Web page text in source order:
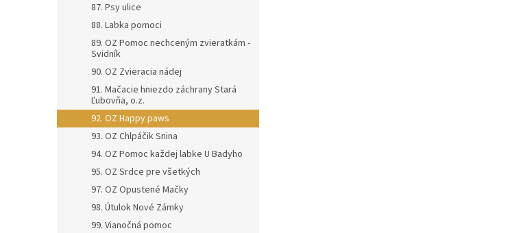
87. Psy ulice
88. Labka pomoci
89. OZ Pomoc nechceným zvieratkám -
Svidník
90. OZ Zvieracia nádej
91. Mačacie hniezdo záchrany Stará
Ľubovňa, o.z.
92. OZ Happy paws
93. OZ Chlpáčik Snina
94. OZ Pomoc každej labke U Badyho
95. OZ Srdce pre všetkých
97. OZ Opustené Mačky
98. Útulok Nové Zámky
99. Vianočná pomoc